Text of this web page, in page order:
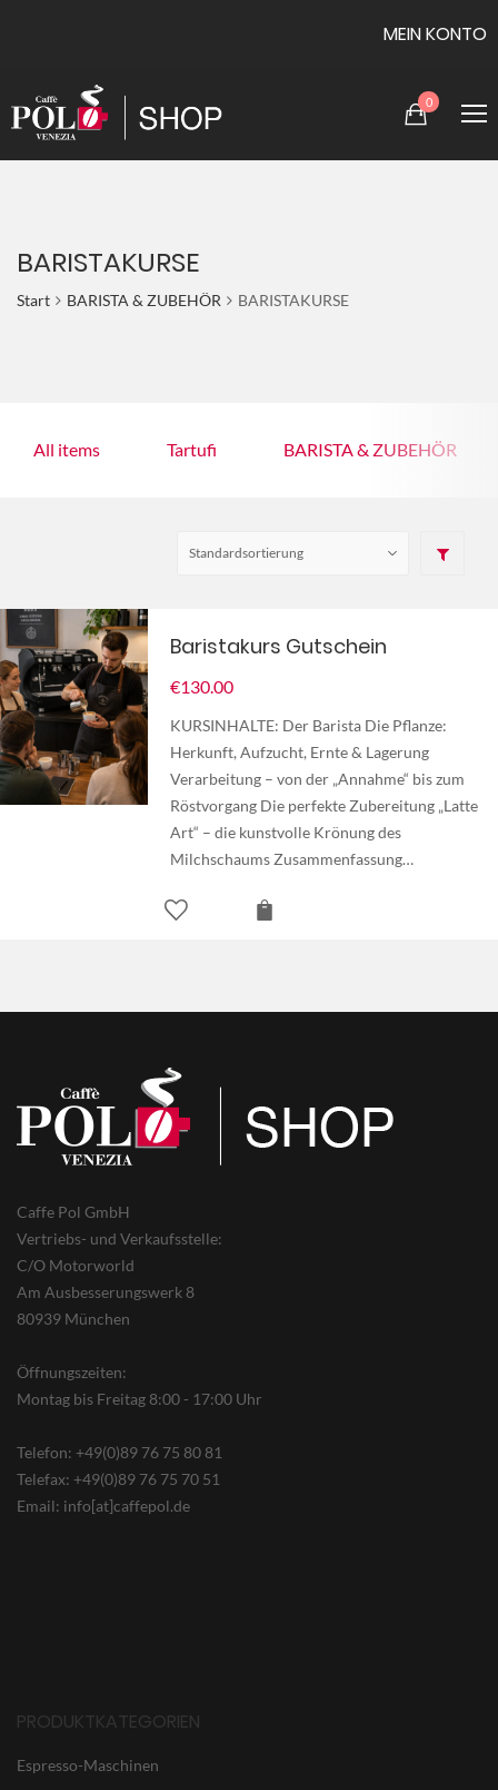
MEIN KONTO
0
BARISTAKURSE
Start BARISTA & ZUBEHÖR BARISTAKURSE
All items Tartufi BARISTA & ZUBEHÖR
Baristakurs Gutschein
€130.00
KURSINHALTE: Der Barista Die Pflanze:
Herkunft, Aufzucht, Ernte & Lagerung
Verarbeitung – von der „Annahme“ bis zum
Röstvorgang Die perfekte Zubereitung „Latte
Art“ – die kunstvolle Krönung des
Milchschaums Zusammenfassung…
Caffe Pol GmbH
Vertriebs- und Verkaufsstelle:
C/O Motorworld
Am Ausbesserungswerk 8
80939 München
Öffnungszeiten:
Montag bis Freitag 8:00 - 17:00 Uhr
Telefon: +49(0)89 76 75 80 81
Telefax: +49(0)89 76 75 70 51
Email: info[at]caffepol.de
PRODUKTKATEGORIEN
Espresso-Maschinen